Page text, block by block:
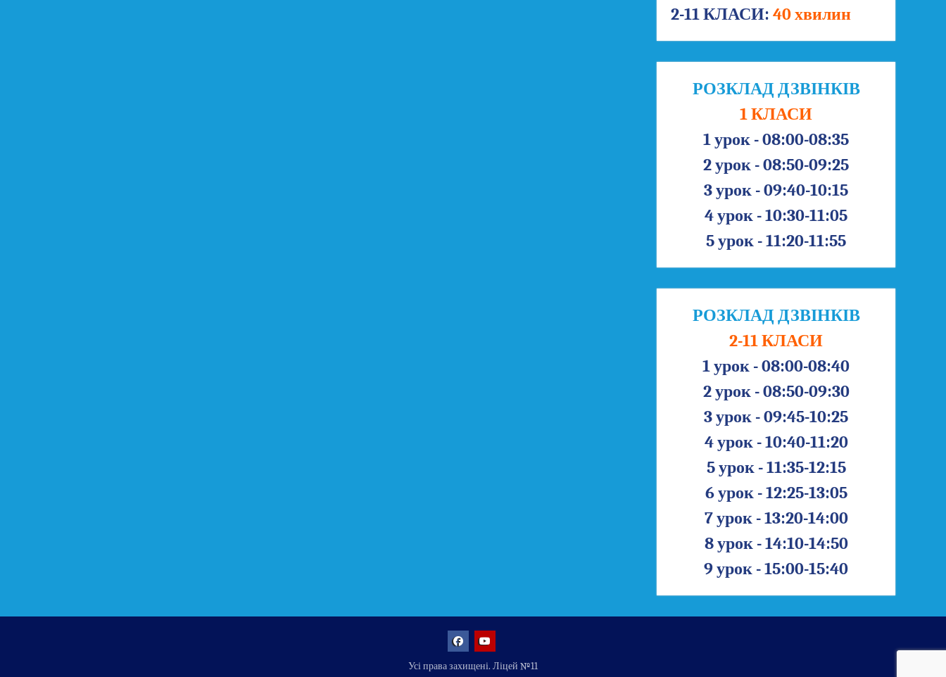
2-11 КЛАСИ: 40 хвилин
РОЗКЛАД ДЗВІНКІВ
1 КЛАСИ
1 урок - 08:00-08:35
2 урок - 08:50-09:25
3 урок - 09:40-10:15
4 урок - 10:30-11:05
5 урок - 11:20-11:55
РОЗКЛАД ДЗВІНКІВ
2-11 КЛАСИ
1 урок - 08:00-08:40
2 урок - 08:50-09:30
3 урок - 09:45-10:25
4 урок - 10:40-11:20
5 урок - 11:35-12:15
6 урок - 12:25-13:05
7 урок - 13:20-14:00
8 урок - 14:10-14:50
9 урок - 15:00-15:40
Усі права захищені. Ліцей №11